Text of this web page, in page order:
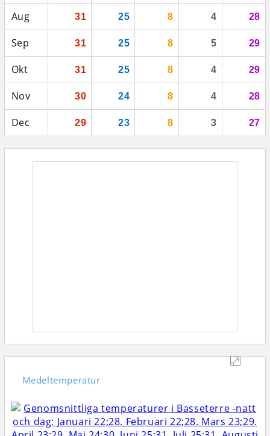
Aug 31 25 8 4 28
Sep 31 25 8 5 29
Okt 31 25 8 4 29
Nov 30 24 8 4 28
Dec 29 23 8 3 27
Medeltemperatur